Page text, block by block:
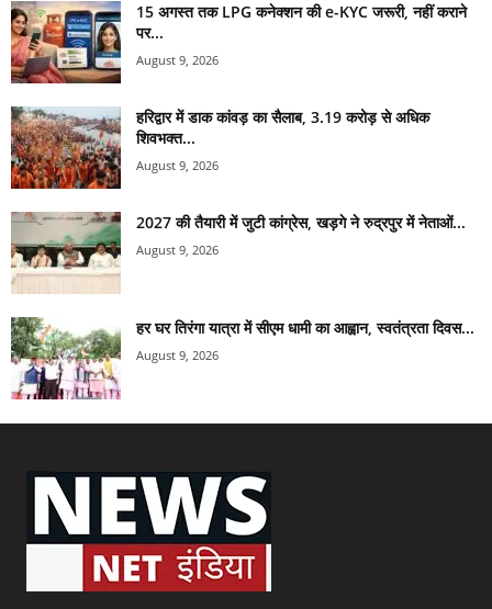
15 अगस्त तक LPG कनेक्शन की e-KYC जरूरी, नहीं कराने
पर...
August 9, 2026
हरिद्वार में डाक कांवड़ का सैलाब, 3.19 करोड़ से अधिक
शिवभक्त...
August 9, 2026
2027 की तैयारी में जुटी कांग्रेस, खड़गे ने रुद्रपुर में नेताओं...
August 9, 2026
हर घर तिरंगा यात्रा में सीएम धामी का आह्वान, स्वतंत्रता दिवस...
August 9, 2026